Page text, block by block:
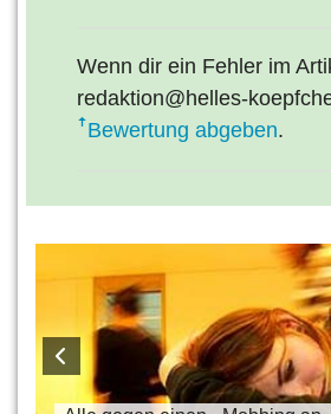
Wenn dir ein Fehler im
redaktion@helles-
Bewertung abgeben.